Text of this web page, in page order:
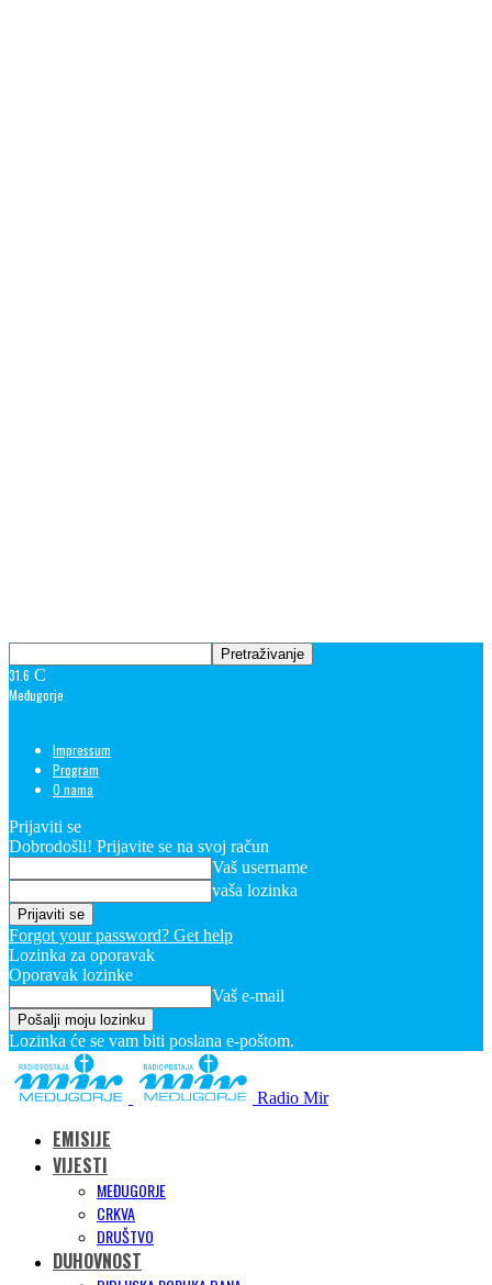
31.6 C
Međugorje
Impressum
Program
O nama
Prijaviti se
Dobrodošli! Prijavite se na svoj račun
Vaš username
vaša lozinka
Forgot your password? Get help
Lozinka za oporavak
Oporavak lozinke
Vaš e-mail
Lozinka će se vam biti poslana e-poštom.
Radio Mir
EMISIJE
VIJESTI
MEĐUGORJE
CRKVA
DRUŠTVO
DUHOVNOST